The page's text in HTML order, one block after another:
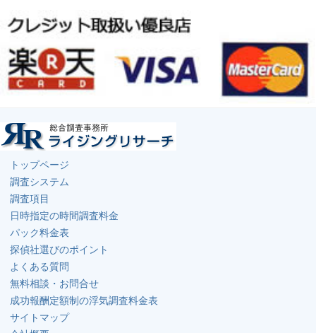
トップページ
調査システム
調査項目
日時指定の時間調査料金
パック料金表
探偵社選びのポイント
よくある質問
無料相談・お問合せ
成功報酬定額制の浮気調査料金表
サイトマップ